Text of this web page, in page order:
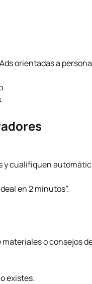
orientadas a
y cualifiquen
en 2 minutos”.
o consejos
existes.